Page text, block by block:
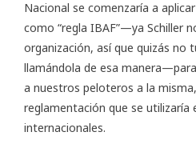
Nacional se comenzaría a
como “regla IBAF”—ya Schiller
organización, así que quizás no
llamándola de esa
a nuestros peloteros a la
reglamentación que se
internacionales.